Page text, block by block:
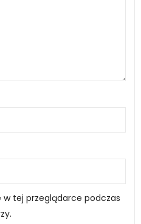
tej przeglądarce podczas